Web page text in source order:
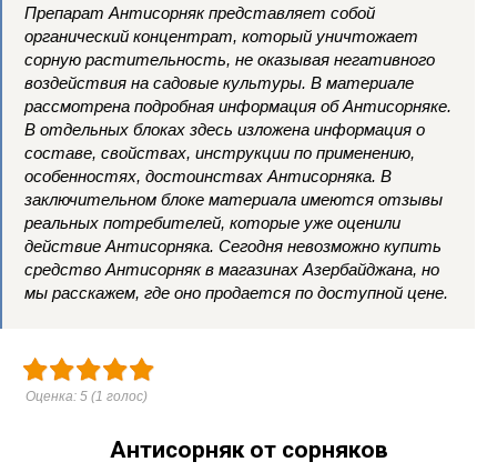
Препарат Антисорняк представляет собой
органический концентрат, который уничтожает
сорную растительность, не оказывая негативного
воздействия на садовые культуры. В материале
рассмотрена подробная информация об Антисорняке.
В отдельных блоках здесь изложена информация о
составе, свойствах, инструкции по применению,
особенностях, достоинствах Антисорняка. В
заключительном блоке материала имеются отзывы
реальных потребителей, которые уже оценили
действие Антисорняка. Сегодня невозможно купить
средство Антисорняк в магазинах Азербайджана, но
мы расскажем, где оно продается по доступной цене.
Оценка: 5 (1 голос)
Антисорняк от сорняков